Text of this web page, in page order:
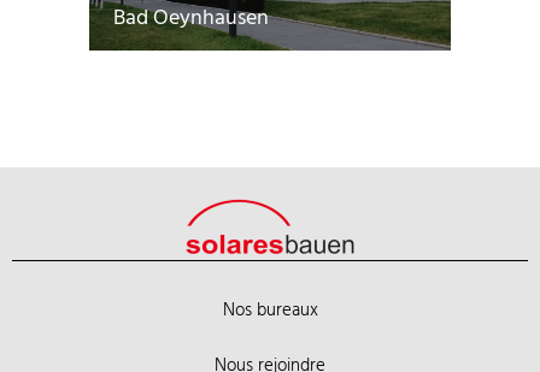
Bad Oeynhausen
Nos bureaux
Nous rejoindre